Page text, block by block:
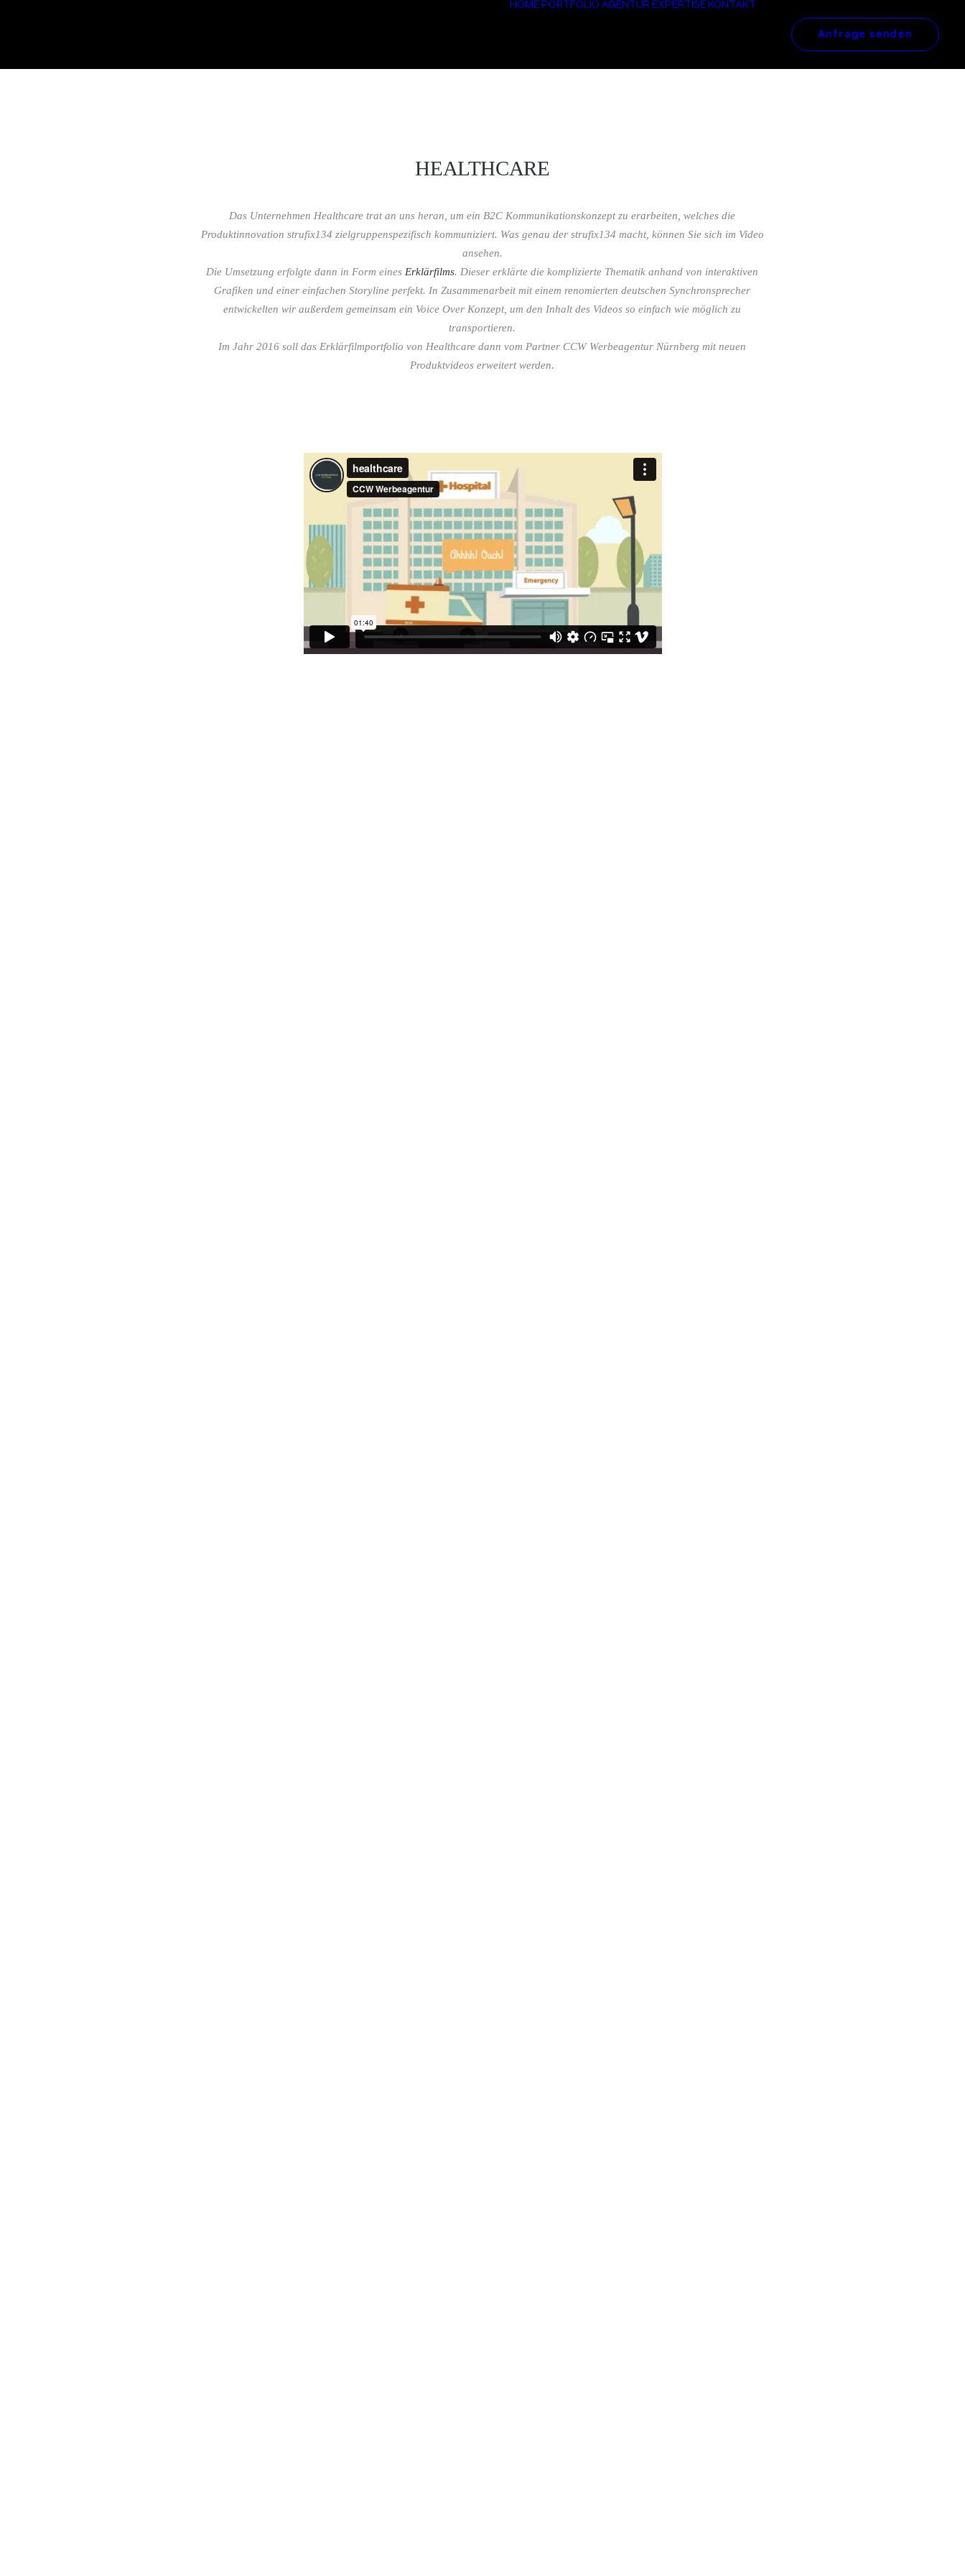
HOME PORTFOLIO AGENTUR EXPERTISE KONTAKT
Anfrage senden
HEALTHCARE
Das Unternehmen Healthcare trat an uns heran, um ein B2C Kommunikationskonzept zu erarbeiten, welches die
Produktinnovation strufix134 zielgruppenspezifisch kommuniziert. Was genau der strufix134 macht, können Sie sich im Video
ansehen.
Die Umsetzung erfolgte dann in Form eines Erklärfilms. Dieser erklärte die komplizierte Thematik anhand von interaktiven
Grafiken und einer einfachen Storyline perfekt. In Zusammenarbeit mit einem renomierten deutschen Synchronsprecher
entwickelten wir außerdem gemeinsam ein Voice Over Konzept, um den Inhalt des Videos so einfach wie möglich zu
transportieren.
Im Jahr 2016 soll das Erklärfilmportfolio von Healthcare dann vom Partner CCW Werbeagentur Nürnberg mit neuen
Produktvideos erweitert werden.